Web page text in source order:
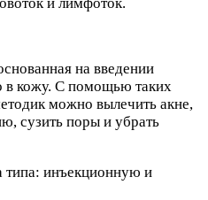
и лимфоток.
на введении
в кожу. С помощью таких
можно вылечить акне,
сузить поры и убрать
типа: инъекционную и